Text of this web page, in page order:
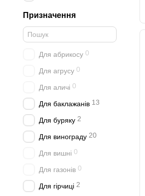
Призначення
Для абрикосу 0
Для агрусу 0
Для аличі 0
Для баклажанів 13
Для буряку 2
Для винограду 20
Для вишні 0
Для газонів 0
Для гірчиці 2